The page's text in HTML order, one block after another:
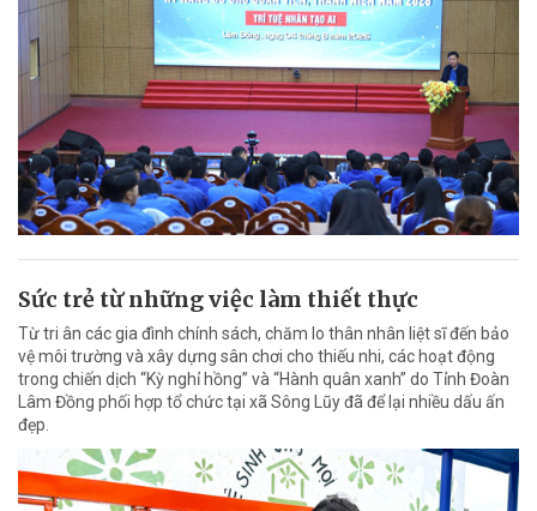
Sức trẻ từ những việc làm thiết thực
Từ tri ân các gia đình chính sách, chăm lo thân nhân liệt sĩ đến bảo
vệ môi trường và xây dựng sân chơi cho thiếu nhi, các hoạt động
trong chiến dịch “Kỳ nghỉ hồng” và “Hành quân xanh” do Tỉnh Đoàn
Lâm Đồng phối hợp tổ chức tại xã Sông Lũy đã để lại nhiều dấu ấn
đẹp.